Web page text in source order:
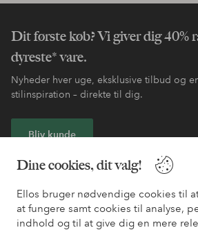
Dine cookies, dit valg!
Ellos bruger nødvendige cookies til
at fungere samt cookies til analyse,
indhold og til at give dig en mere
Dit første køb? Vi giver dig 40%
dyreste* vare.
Nyheder hver uge, eksklusive tilbud og
stilinspiration – direkte til dig.
Bliv kunde
* Se tilbudsbetingelser ved registrering
Har du brug for hjælp?